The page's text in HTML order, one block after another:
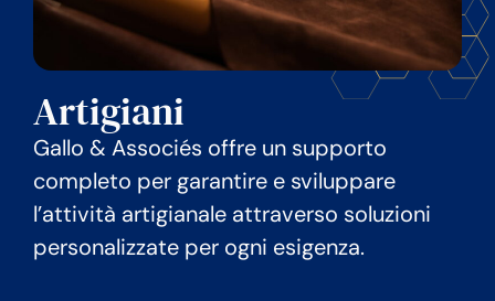
Artigiani
Gallo & Associés offre un supporto
completo per garantire e sviluppare
l’attività artigianale attraverso soluzioni
personalizzate per ogni esigenza.